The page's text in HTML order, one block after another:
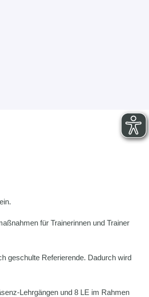
für Trainerinnen und Trainer
geschulte Referierende. Dadurch wird
Lehrgängen und 8 LE im Rahmen